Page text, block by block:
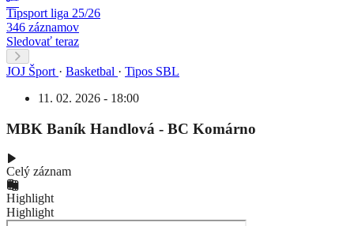
Tipsport liga 25/26
346 záznamov
Sledovať teraz
JOJ Šport · Basketbal · Tipos SBL
11. 02. 2026 - 18:00
MBK Baník Handlová - BC Komárno
Celý záznam
Highlight
Highlight